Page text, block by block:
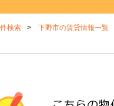
検索 下野市の賃貸情報一覧